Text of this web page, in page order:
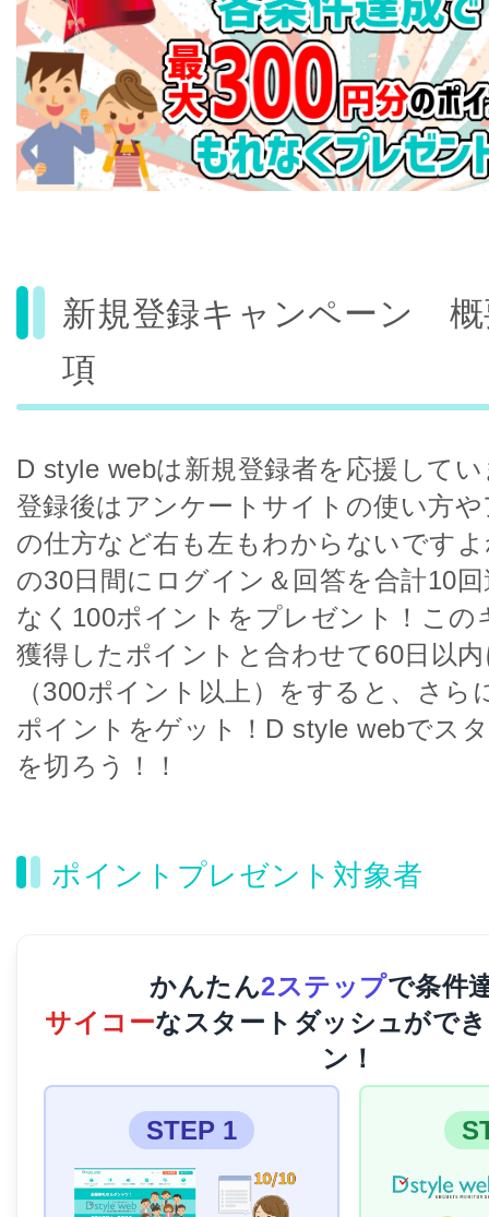
新規登録キャンペーン 概
項
D style webは新規登録者を応援して
登録後はアンケートサイトの使い方
の仕方など右も左もわからないです
の30日間にログイン＆回答を合計10
なく100ポイントをプレゼント！この
獲得したポイントと合わせて60日以
（300ポイント以上）をすると、さら
ポイントをゲット！D style webでス
を切ろう！！
ポイントプレゼント対象者
かんたん2ステップで条件
サイコーなスタートダッシュがで
ン！
STEP 1